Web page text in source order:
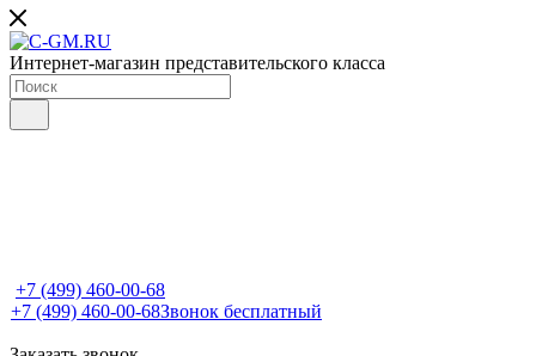
Интернет-магазин представительского класса
+7 (499) 460-00-68
+7 (499) 460-00-68Звонок бесплатный